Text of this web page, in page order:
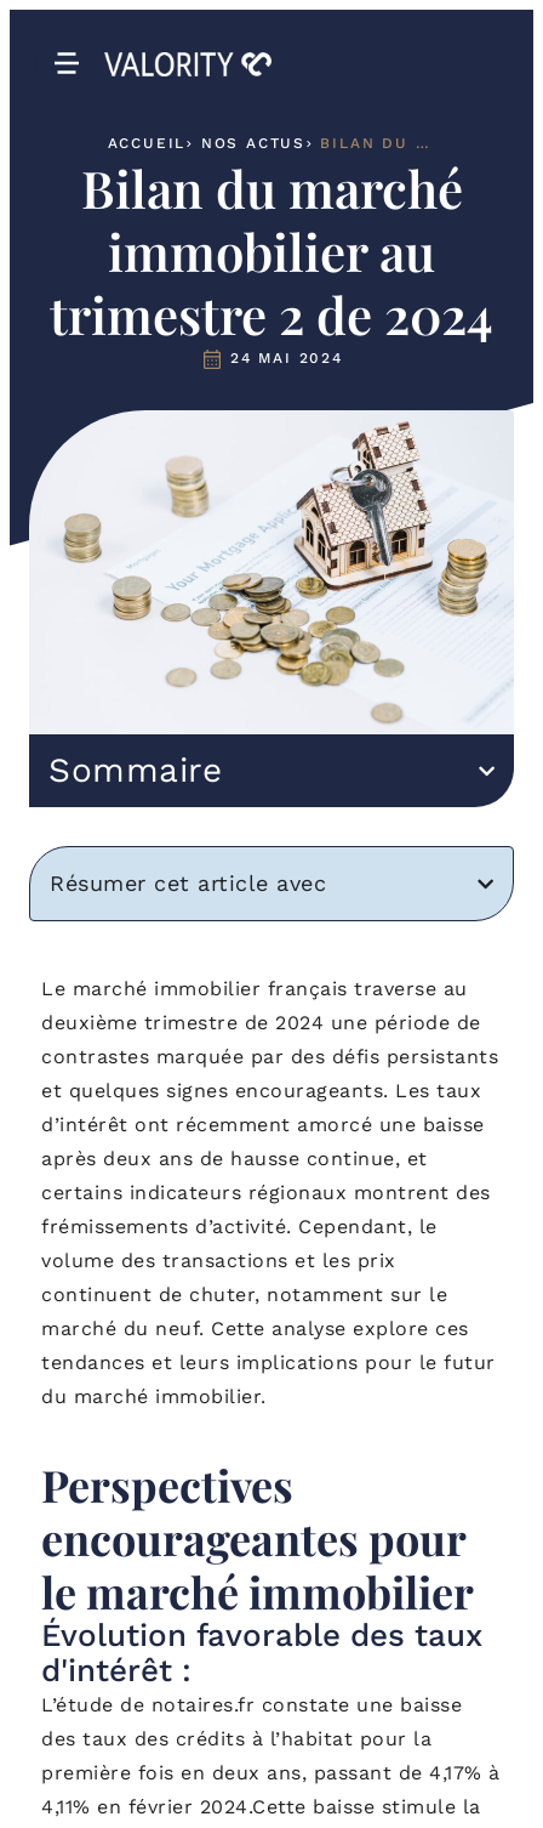
ACCUEIL NOS ACTUS BILAN DU MARCHÉ IMMOBILIER AU TRIMESTRE 2 DE 2024
Bilan du marché
immobilier au
trimestre 2 de 2024
24 MAI 2024
Sommaire
Résumer cet article avec
Le marché immobilier français traverse au
deuxième trimestre de 2024 une période de
contrastes marquée par des défis persistants
et quelques signes encourageants. Les taux
d’intérêt ont récemment amorcé une baisse
après deux ans de hausse continue, et
certains indicateurs régionaux montrent des
frémissements d’activité. Cependant, le
volume des transactions et les prix
continuent de chuter, notamment sur le
marché du neuf. Cette analyse explore ces
tendances et leurs implications pour le futur
du marché immobilier.
Perspectives
encourageantes pour
le marché immobilier
Évolution favorable des taux
d'intérêt :
L’étude de notaires.fr constate une baisse
des taux des crédits à l’habitat pour la
première fois en deux ans, passant de 4,17% à
4,11% en février 2024.Cette baisse stimule la